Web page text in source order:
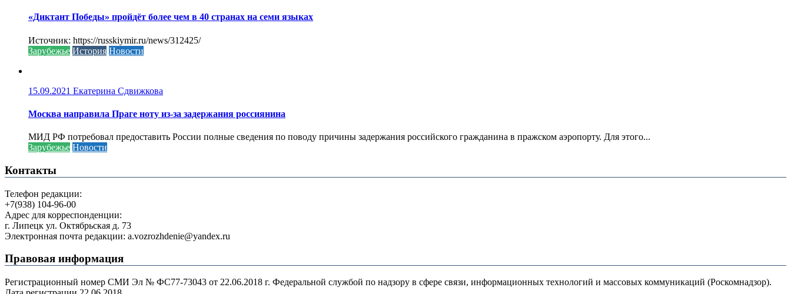
«Диктант Победы» пройдёт более чем в 40 странах на семи языках
Источник: https://russkiymir.ru/news/312425/
Зарубежье История Новости
15.09.2021 Екатерина Сдвижкова
Москва направила Праге ноту из-за задержания россиянина
МИД РФ потребовал предоставить России полные сведения по поводу причины задержания российского гражданина в пражском аэропорту. Для этого...
Зарубежье Новости
Контакты
Телефон редакции:
+7(938) 104-96-00
Адрес для корреспонденции:
г. Липецк ул. Октябрьская д. 73
Электронная почта редакции: a.vozrozhdenie@yandex.ru
Правовая информация
Регистрационный номер СМИ Эл № ФС77-73043 от 22.06.2018 г. Федеральной службой по надзору в сфере связи, информационных технологий и массовых коммуникаций (Роскомнадзор).